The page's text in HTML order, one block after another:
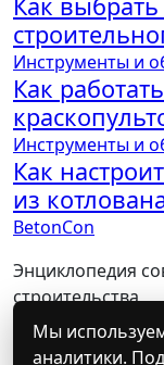
Инструменты и
Как
Инструменты и
Как
из
BetonCon
Энциклопедия
строительства
Политика
Мы
аналитики.